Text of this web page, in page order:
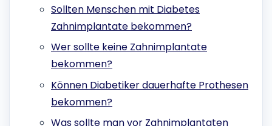
Sollten Menschen mit Diabetes
Zahnimplantate bekommen?
Wer sollte keine Zahnimplantate
bekommen?
Können Diabetiker dauerhafte Prothesen
bekommen?
Was sollte man vor Zahnimplantaten